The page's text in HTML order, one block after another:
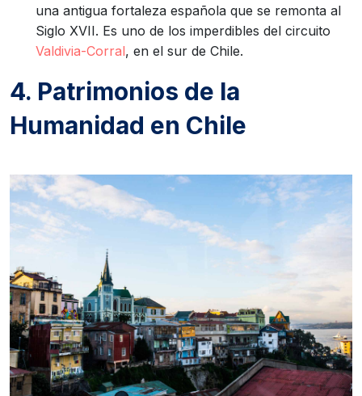
una antigua fortaleza española que se remonta al
Siglo XVII. Es uno de los imperdibles del circuito
Valdivia-Corral, en el sur de Chile.
4. Patrimonios de la
Humanidad en Chile